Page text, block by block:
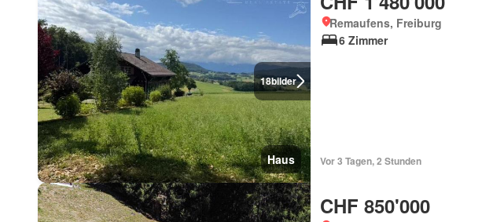
18bilder
Haus
Remaufens, Freiburg
6 Zimmer
Vor 3 Tagen, 2 Stunden
CHF 850'000